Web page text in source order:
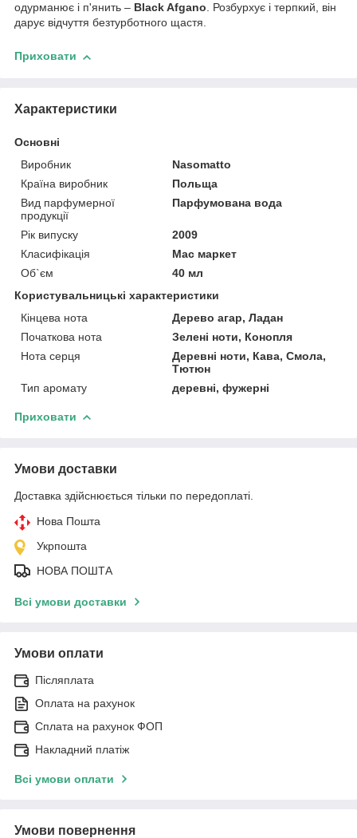
одурманює і п'янить – Black Afgano. Розбурхує і терпкий, він
дарує відчуття безтурботного щастя.
Приховати
Характеристики
Основні
Виробник
Nasomatto
Країна виробник
Польща
Вид парфумерної
продукції
Парфумована вода
Рік випуску
2009
Класифікація
Мас маркет
Об`єм
40 мл
Користувальницькі характеристики
Кінцева нота
Дерево агар, Ладан
Початкова нота
Зелені ноти, Конопля
Нота серця
Деревні ноти, Кава, Смола,
Тютюн
Тип аромату
деревні, фужерні
Приховати
Умови доставки
Доставка здійснюється тільки по передоплаті.
Нова Пошта
Укрпошта
НОВА ПОШТА
Всі умови доставки
Умови оплати
Післяплата
Оплата на рахунок
Сплата на рахунок ФОП
Накладний платіж
Всі умови оплати
Умови повернення